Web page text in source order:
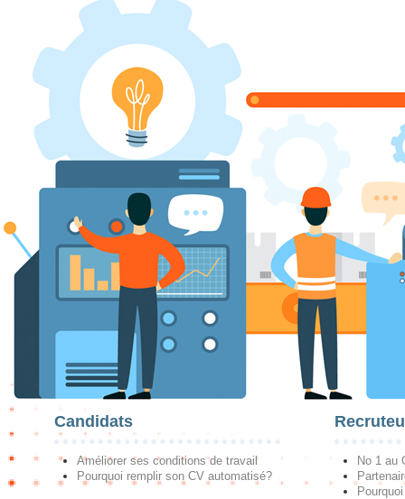
Candidats
Améliorer ses conditions de travail
Pourquoi remplir son CV automatisé?
No 1 au